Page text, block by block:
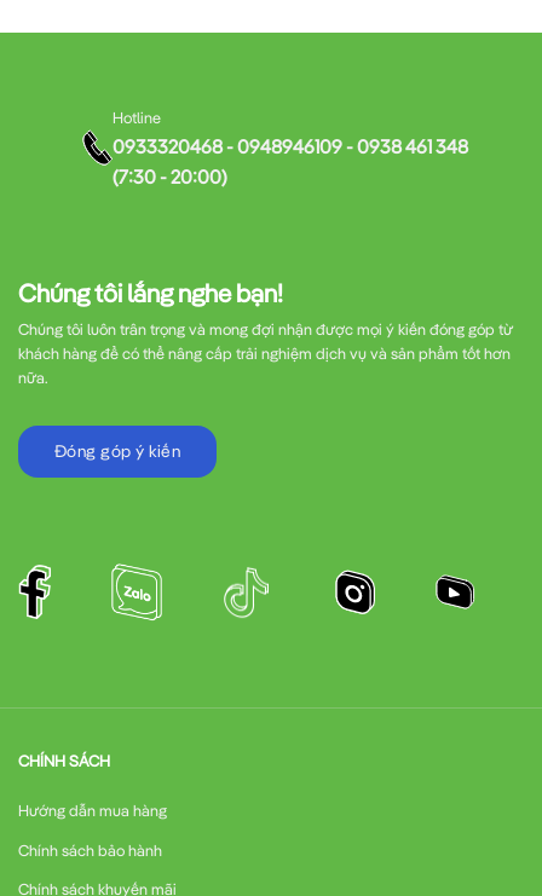
Chúng tôi lắng nghe bạn!
Chúng tôi luôn trân trọng và mong đợi nhận được mọi ý kiến đóng góp từ
khách hàng để có thể nâng cấp trải nghiệm dịch vụ và sản phẩm tốt hơn
nữa.
Đóng góp ý kiến
Hotline
0933320468 - 0948946109 - 0938 461 348
(7:30 - 20:00)
CHÍNH SÁCH
Hướng dẫn mua hàng
Chính sách bảo hành
Chính sách khuyến mãi